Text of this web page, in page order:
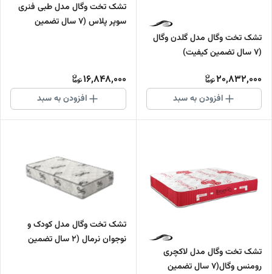
تشک تخت وگال مدل گلدن وگال
(7 سال تضمین کیفیت)
20,832,000
افزودن به سبد
تشک تخت وگال مدل طبی فنری
سوپر پلاس (7 سال تضمین
16,848,000
افزودن به سبد
تشک تخت وگال مدل لاکچری
رومنس وگال(7 سال تضمین
تشک تخت وگال مدل کودک و
نوجوان نرمال (2 سال تضمین